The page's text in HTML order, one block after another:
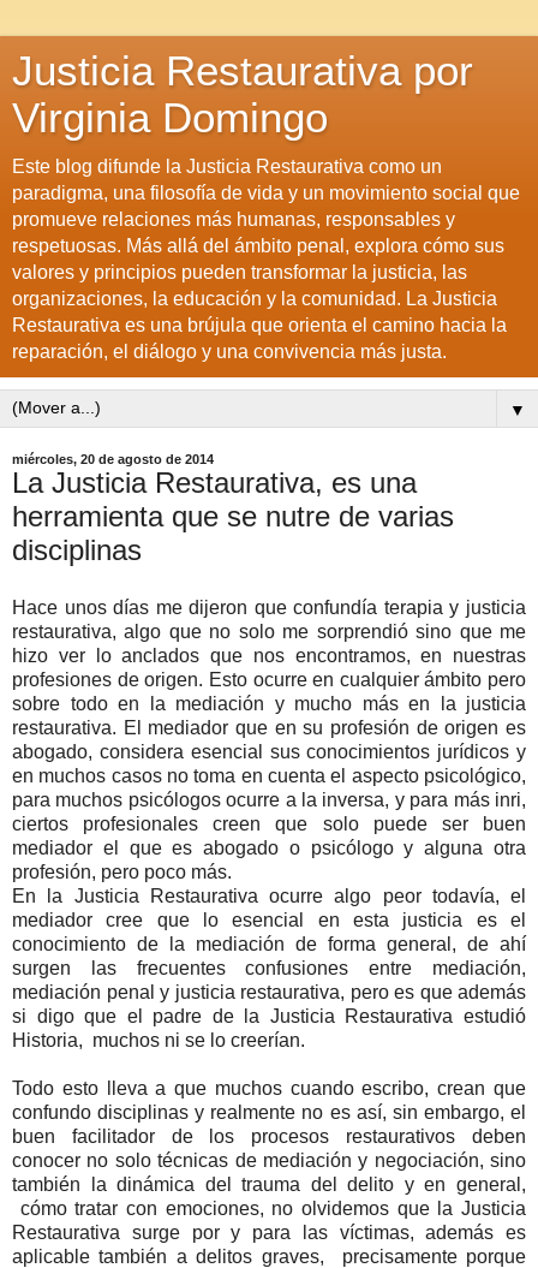
Justicia Restaurativa por
Virginia Domingo
Este blog difunde la Justicia Restaurativa como un
paradigma, una filosofía de vida y un movimiento social que
promueve relaciones más humanas, responsables y
respetuosas. Más allá del ámbito penal, explora cómo sus
valores y principios pueden transformar la justicia, las
organizaciones, la educación y la comunidad. La Justicia
Restaurativa es una brújula que orienta el camino hacia la
reparación, el diálogo y una convivencia más justa.
▼
miércoles, 20 de agosto de 2014
La Justicia Restaurativa, es una
herramienta que se nutre de varias
disciplinas
Hace unos días me dijeron que confundía terapia y justicia
restaurativa, algo que no solo me sorprendió sino que me
hizo ver lo anclados que nos encontramos, en nuestras
profesiones de origen. Esto ocurre en cualquier ámbito pero
sobre todo en la mediación y mucho más en la justicia
restaurativa. El mediador que en su profesión de origen es
abogado, considera esencial sus conocimientos jurídicos y
en muchos casos no toma en cuenta el aspecto psicológico,
para muchos psicólogos ocurre a la inversa, y para más inri,
ciertos profesionales creen que solo puede ser buen
mediador el que es abogado o psicólogo y alguna otra
profesión, pero poco más.
En la Justicia Restaurativa ocurre algo peor todavía, el
mediador cree que lo esencial en esta justicia es el
conocimiento de la mediación de forma general, de ahí
surgen las frecuentes confusiones entre mediación,
mediación penal y justicia restaurativa, pero es que además
si digo que el padre de la Justicia Restaurativa estudió
Historia, muchos ni se lo creerían.
Todo esto lleva a que muchos cuando escribo, crean que
confundo disciplinas y realmente no es así, sin embargo, el
buen facilitador de los procesos restaurativos deben
conocer no solo técnicas de mediación y negociación, sino
también la dinámica del trauma del delito y en general,
cómo tratar con emociones, no olvidemos que la Justicia
Restaurativa surge por y para las víctimas, además es
aplicable también a delitos graves, precisamente porque